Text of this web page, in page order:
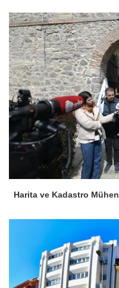
Harita ve Kadastro